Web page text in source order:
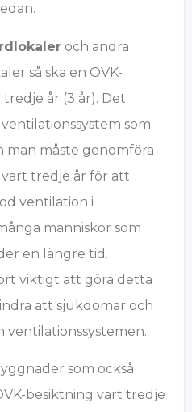
och andra
så ska en OVK-
år (3 år). Det
som
man måste genomföra
tredje år för att
ventilation i
människor som
en längre tid.
viktigt att göra detta
att sjukdomar och
ventilationssystemen.
som också
besiktning vart tredje